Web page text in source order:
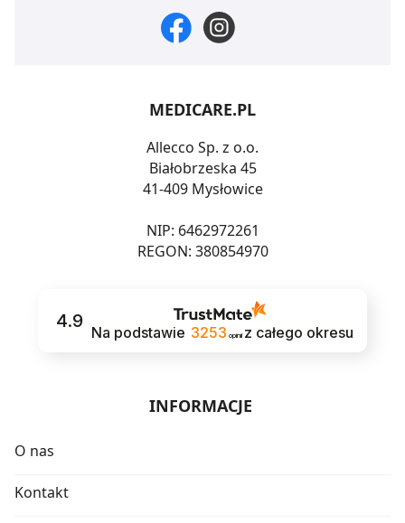
MEDICARE.PL
Allecco Sp. z o.o.
Białobrzeska 45
41-409 Mysłowice
NIP: 6462972261
REGON: 380854970
4.9
Na podstawie 3253 opinii z całego okresu
INFORMACJE
O nas
Kontakt